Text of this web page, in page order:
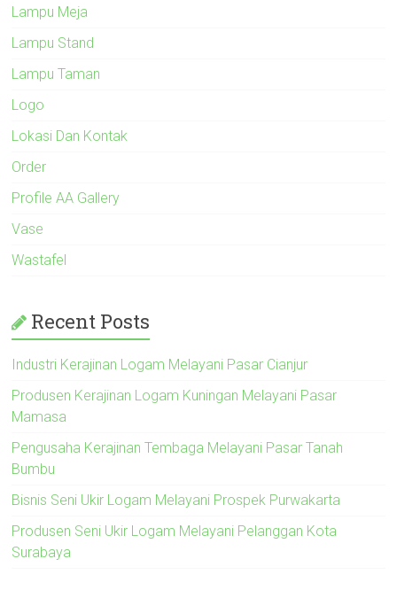
Lampu Meja
Lampu Stand
Lampu Taman
Logo
Lokasi Dan Kontak
Order
Profile AA Gallery
Vase
Wastafel
Recent Posts
Industri Kerajinan Logam Melayani Pasar Cianjur
Produsen Kerajinan Logam Kuningan Melayani Pasar
Mamasa
Pengusaha Kerajinan Tembaga Melayani Pasar Tanah
Bumbu
Bisnis Seni Ukir Logam Melayani Prospek Purwakarta
Produsen Seni Ukir Logam Melayani Pelanggan Kota
Surabaya